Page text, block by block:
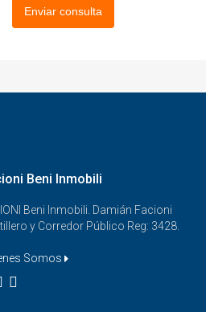
Enviar consulta
Beni Inmobili
Beni Inmobili. Damián Facioni
y Corredor Público Reg: 3428.
Somos